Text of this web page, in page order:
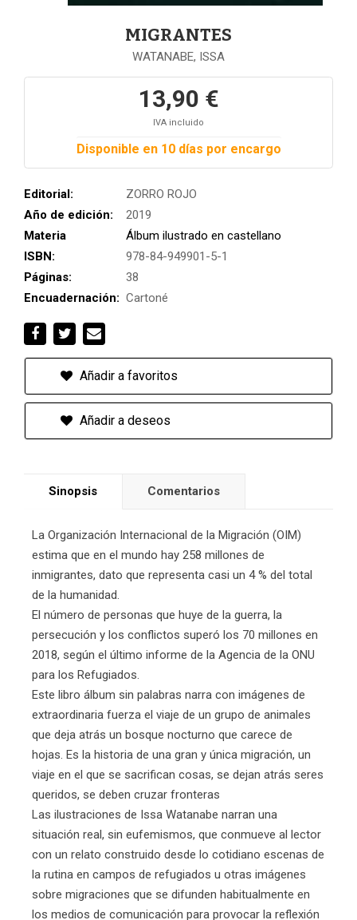
MIGRANTES
WATANABE, ISSA
13,90 €
IVA incluido
Disponible en 10 días por encargo
Editorial:
ZORRO ROJO
Año de edición:
2019
Materia
Álbum ilustrado en castellano
ISBN:
978-84-949901-5-1
Páginas:
38
Encuadernación: Cartoné
Añadir a favoritos
Añadir a deseos
Sinopsis Comentarios
La Organización Internacional de la Migración (OIM)
estima que en el mundo hay 258 millones de
inmigrantes, dato que representa casi un 4 % del total
de la humanidad.
El número de personas que huye de la guerra, la
persecución y los conflictos superó los 70 millones en
2018, según el último informe de la Agencia de la ONU
para los Refugiados.
Este libro álbum sin palabras narra con imágenes de
extraordinaria fuerza el viaje de un grupo de animales
que deja atrás un bosque nocturno que carece de
hojas. Es la historia de una gran y única migración, un
viaje en el que se sacrifican cosas, se dejan atrás seres
queridos, se deben cruzar fronteras
Las ilustraciones de Issa Watanabe narran una
situación real, sin eufemismos, que conmueve al lector
con un relato construido desde lo cotidiano escenas de
la rutina en campos de refugiados u otras imágenes
sobre migraciones que se difunden habitualmente en
los medios de comunicación para provocar la reflexión